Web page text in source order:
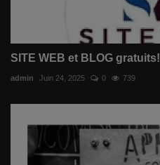
SITE WEB et BLOG gratuits!
admin Juin 24, 2025 0 739